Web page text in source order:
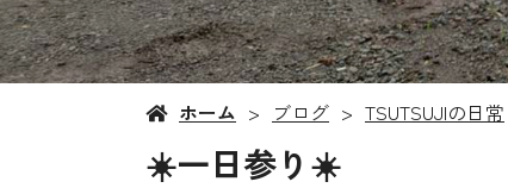
ホーム ブログ TSUTSUJIの日常
☀️一日参り☀️